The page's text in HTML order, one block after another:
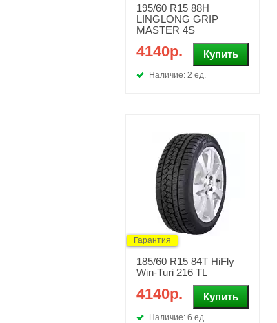
195/60 R15 88H
LINGLONG GRIP
MASTER 4S
4140р.
Наличие: 2 ед.
Гарантия
185/60 R15 84T HiFly
Win-Turi 216 TL
4140р.
Наличие: 6 ед.